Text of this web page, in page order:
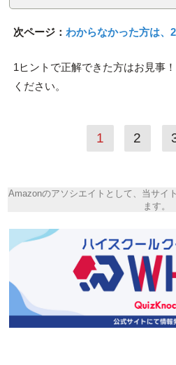
次ページ： わからなかった方は、
1ヒントで正解できた方はお見事
ください。
1 2
Amazonのアソシエイトとして、当サイ
ます。